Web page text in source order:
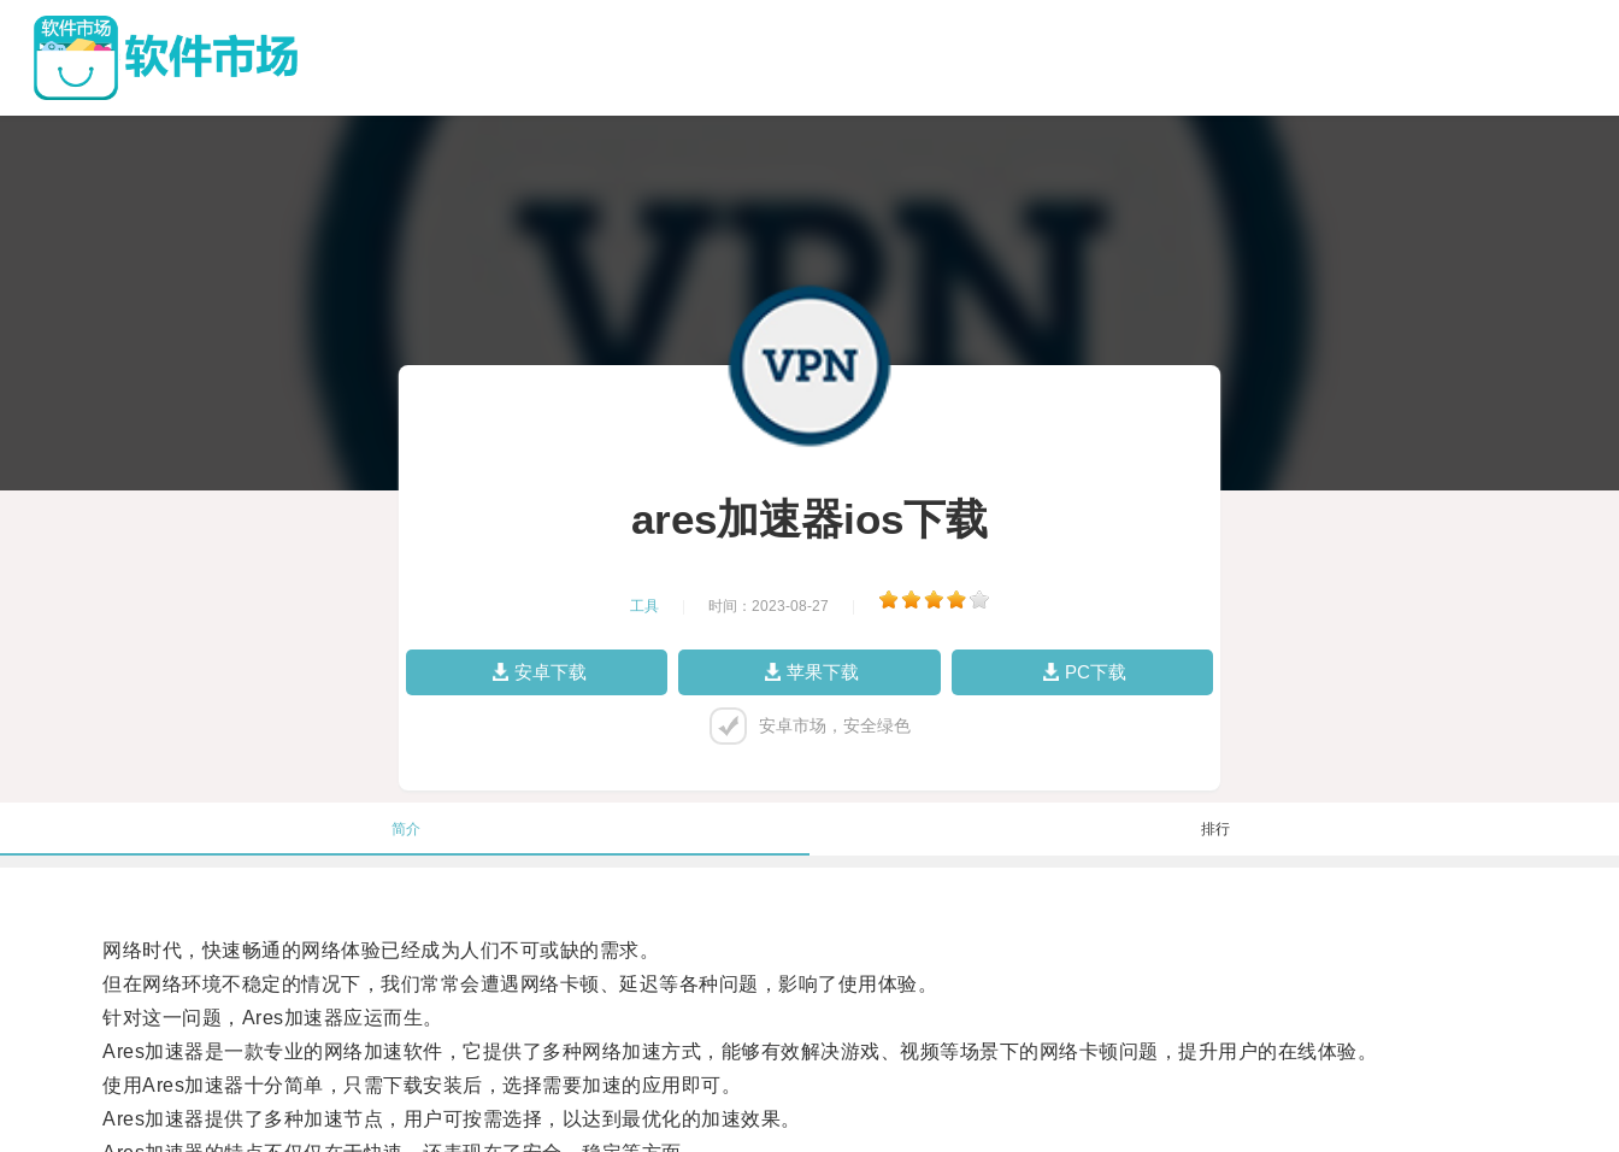
ares加速器ios下载
工具 时间：2023-08-27
安卓下载 苹果下载 PC下载
安卓市场，安全绿色
简介 排行
网络时代，快速畅通的网络体验已经成为人们不可或缺的需求。
但在网络环境不稳定的情况下，我们常常会遭遇网络卡顿、延迟等各种问题，影响了使用体验。
针对这一问题，Ares加速器应运而生。
Ares加速器是一款专业的网络加速软件，它提供了多种网络加速方式，能够有效解决游戏、视频等场景下的网络卡顿问题，提升用户的在线体验。
使用Ares加速器十分简单，只需下载安装后，选择需要加速的应用即可。
Ares加速器提供了多种加速节点，用户可按需选择，以达到最优化的加速效果。